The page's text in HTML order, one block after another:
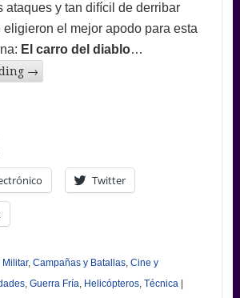
ataques y tan difícil de derribar
eligieron el mejor apodo para esta
El carro del diablo…
→
Twitter
, Campañas y Batallas, Cine y
, Guerra Fría, Helicópteros, Técnica